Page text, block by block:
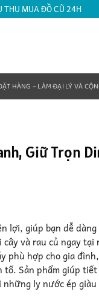
MUA ĐỒ CŨ 24H
HÀNG – LÀM ĐẠI LÝ VÀ
Giữ Trọn
lợi, giúp bạn dễ dàng
và rau củ ngay tại
phù hợp cho gia
tố. Sản phẩm giúp
những ly nước ép